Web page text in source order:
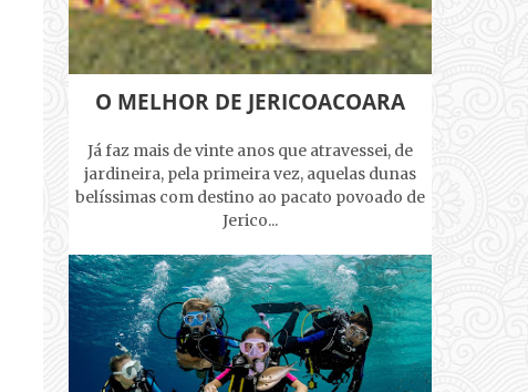
O MELHOR DE JERICOACOARA
Já faz mais de vinte anos que atravessei, de
jardineira, pela primeira vez, aquelas dunas
belíssimas com destino ao pacato povoado de
Jerico...